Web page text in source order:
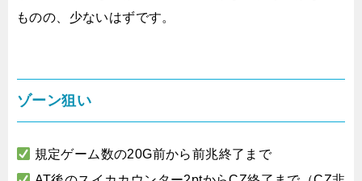
ものの、少ないはずです。
ゾーン狙い
規定ゲーム数の20G前から前兆終了まで